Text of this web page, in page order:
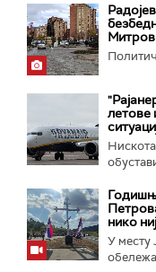
нико
У месту